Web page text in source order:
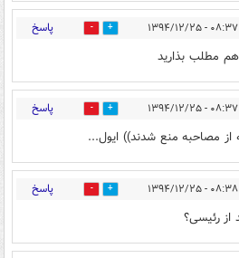
۰۸:۳۷ - ۱۳۹۴/۱۲/۲۵ 0 پاسخ
مطلب بذارید
۰۸:۳۷ - ۱۳۹۴/۱۲/۲۵ 0 پاسخ
مصاحبه منع شدند‌)) ایول...
۰۸:۳۸ - ۱۳۹۴/۱۲/۲۵ 0 پاسخ
رئیسی؟